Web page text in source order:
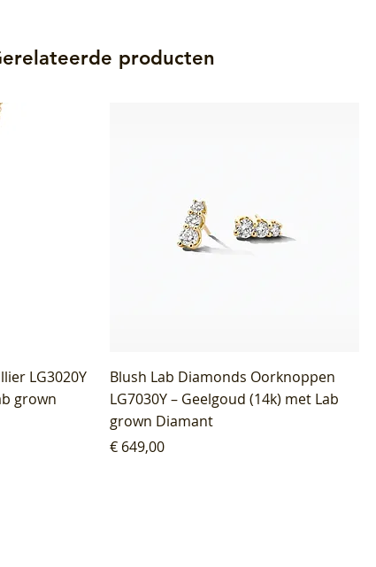
producten
LG3020Y
grown
Blush Lab Diamonds Oorknoppen
LG7030Y – Geelgoud (14k) met Lab
grown Diamant
Prijs
€ 649,00